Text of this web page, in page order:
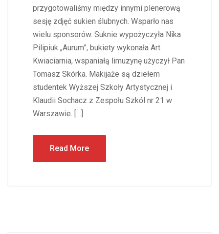
przygotowaliśmy między innymi plenerową
sesję zdjęć sukien ślubnych. Wsparło nas
wielu sponsorów. Suknie wypożyczyła Nika
Pilipiuk „Aurum”, bukiety wykonała Art.
Kwiaciarnia, wspaniałą limuzynę użyczył Pan
Tomasz Skórka. Makijaże są dziełem
studentek Wyższej Szkoły Artystycznej i
Klaudii Sochacz z Zespołu Szkól nr 21 w
Warszawie. […]
Read More